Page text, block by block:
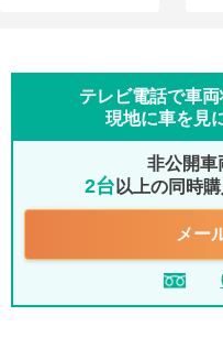
テレビ電話で車両
現地に車を見
非公開車
2台 以上の同時
メー